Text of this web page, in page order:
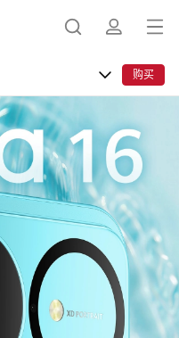
索
打
开
菜
购买